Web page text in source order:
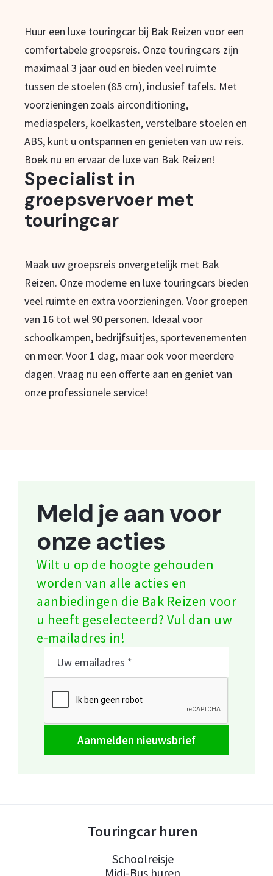
Huur een luxe touringcar bij Bak Reizen voor een
comfortabele groepsreis. Onze touringcars zijn
maximaal 3 jaar oud en bieden veel ruimte
tussen de stoelen (85 cm), inclusief tafels. Met
voorzieningen zoals airconditioning,
mediaspelers, koelkasten, verstelbare stoelen en
ABS, kunt u ontspannen en genieten van uw reis.
Boek nu en ervaar de luxe van Bak Reizen!
Specialist in
groepsvervoer met
touringcar
Maak uw groepsreis onvergetelijk met Bak
Reizen. Onze moderne en luxe touringcars bieden
veel ruimte en extra voorzieningen. Voor groepen
van 16 tot wel 90 personen. Ideaal voor
schoolkampen, bedrijfsuitjes, sportevenementen
en meer. Voor 1 dag, maar ook voor meerdere
dagen. Vraag nu een offerte aan en geniet van
onze professionele service!
Meld je aan voor
onze acties
Wilt u op de hoogte gehouden
worden van alle acties en
aanbiedingen die Bak Reizen voor
u heeft geselecteerd? Vul dan uw
e-mailadres in!
aanmelden nieuwsbrief
Touringcar huren
Schoolreisje
Midi-Bus huren